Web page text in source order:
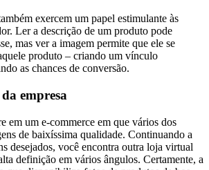
exercem um papel estimulante às
Ler a descrição de um produto pode
mas ver a imagem permite que ele se
produto – criando um vínculo
as chances de conversão.
empresa
em um e-commerce em que vários dos
de baixíssima qualidade. Continuando a
desejados, você encontra outra loja virtual
definição em vários ângulos. Certamente, a